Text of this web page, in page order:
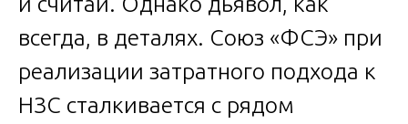
всегда, в деталях. Союз «ФСЭ» при
реализации затратного подхода к
НЗС сталкивается с рядом